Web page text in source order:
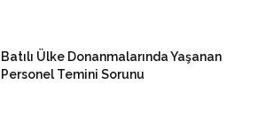
Batılı Ülke Donanmalarında Yaşanan
Personel Temini Sorunu